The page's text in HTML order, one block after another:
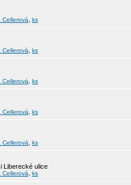
Cellerová ks
Cellerová ks
Cellerová ks
Cellerová ks
Cellerová ks
Liberecké ulice
Cellerová ks